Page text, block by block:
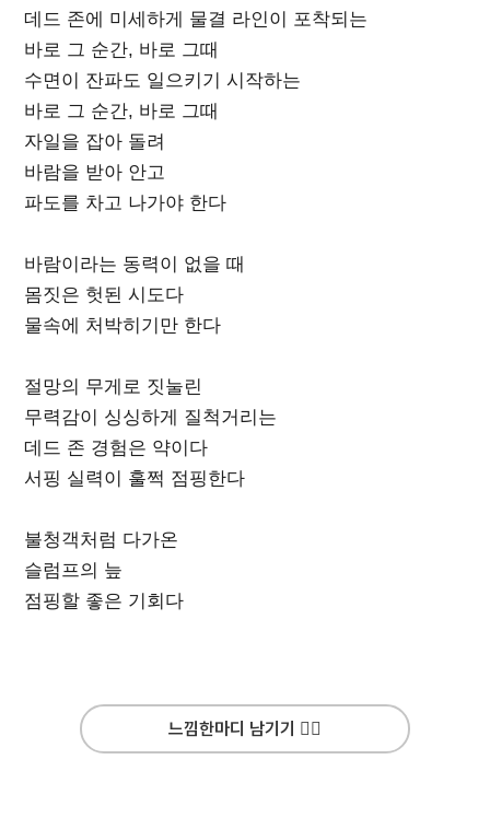
데드 존에 미세하게 물결 라인이 포착되는
바로 그 순간, 바로 그때
수면이 잔파도 일으키기 시작하는
바로 그 순간, 바로 그때
자일을 잡아 돌려
바람을 받아 안고
파도를 차고 나가야 한다
바람이라는 동력이 없을 때
몸짓은 헛된 시도다
물속에 처박히기만 한다
절망의 무게로 짓눌린
무력감이 싱싱하게 질척거리는
데드 존 경험은 약이다
서핑 실력이 훌쩍 점핑한다
불청객처럼 다가온
슬럼프의 늪
점핑할 좋은 기회다
느낌한마디 남기기 ✍🏻